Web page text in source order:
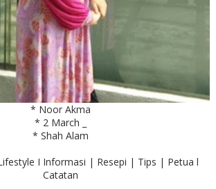
* Noor Akma
* 2 March _
* Shah Alam
I Informasi | Resepi | Tips | Petua l
Catatan